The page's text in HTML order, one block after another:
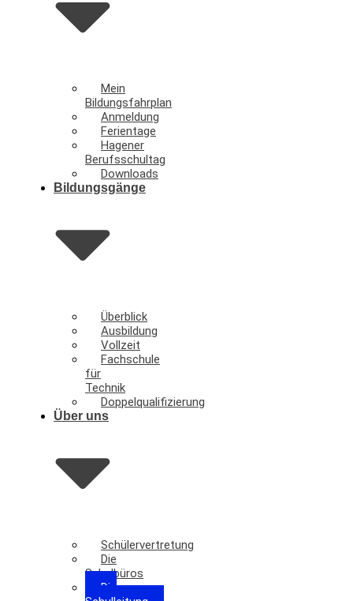
Mein
Bildungsfahrplan
Anmeldung
Ferientage
Hagener
Berufsschultag
Downloads
Bildungsgänge
Überblick
Ausbildung
Vollzeit
Fachschule
für
Technik
Doppelqualifizierung
Über uns
Schülervertretung
Die
Schulbüros
Die